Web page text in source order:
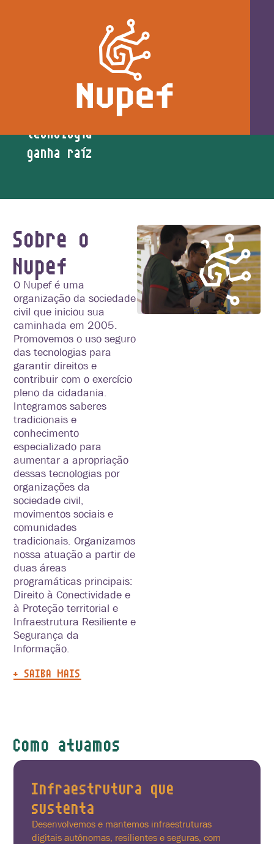
É no chão do
território
tecnologia
ganha raíz
Sobre o
Nupef
O Nupef é uma
organização da sociedade
civil que iniciou sua
caminhada em 2005.
Promovemos o uso seguro
das tecnologias para
garantir direitos e
contribuir com o exercício
pleno da cidadania.
Integramos saberes
tradicionais e
conhecimento
especializado para
aumentar a apropriação
dessas tecnologias por
organizações da
sociedade civil,
movimentos sociais e
comunidades
tradicionais. Organizamos
nossa atuação a partir de
duas áreas
programáticas principais:
Direito à Conectividade e
à Proteção territorial e
Infraestrutura Resiliente e
Segurança da
Informação.
+ SAIBA MAIS
Como atuamos
Infraestrutura que
sustenta
Desenvolvemos e mantemos infraestruturas
digitais autônomas, resilientes e seguras, com